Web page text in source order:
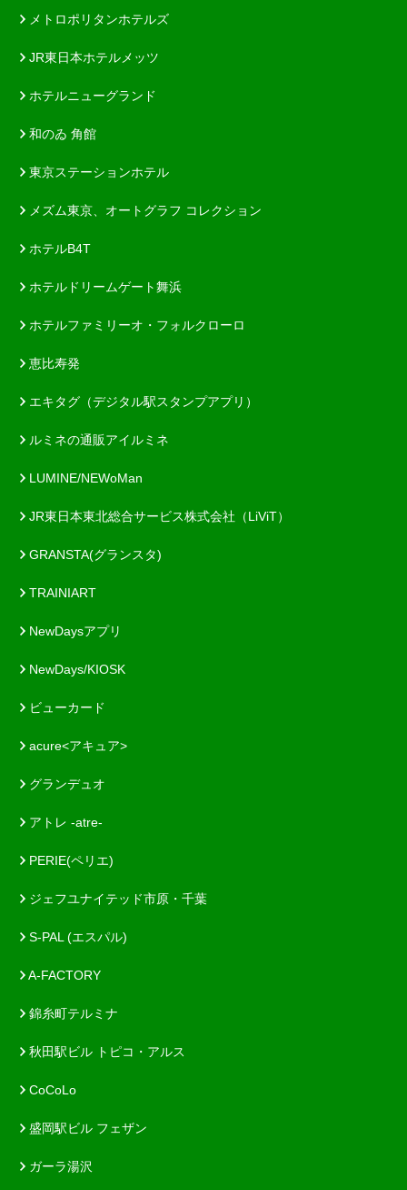
メトロポリタンホテルズ
JR東日本ホテルメッツ
ホテルニューグランド
和のゐ 角館
東京ステーションホテル
メズム東京、オートグラフ コレクション
ホテルB4T
ホテルドリームゲート舞浜
ホテルファミリーオ・フォルクローロ
恵比寿発
エキタグ（デジタル駅スタンプアプリ）
ルミネの通販アイルミネ
LUMINE/NEWoMan
JR東日本東北総合サービス株式会社（LiViT）
GRANSTA(グランスタ)
TRAINIART
NewDaysアプリ
NewDays/KIOSK
ビューカード
acure<アキュア>
グランデュオ
アトレ -atre-
PERIE(ペリエ)
ジェフユナイテッド市原・千葉
S-PAL (エスパル)
A-FACTORY
錦糸町テルミナ
秋田駅ビル トピコ・アルス
CoCoLo
盛岡駅ビル フェザン
ガーラ湯沢